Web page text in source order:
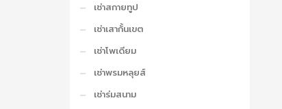
เช่าสกายทูป
เช่าเสากั้นเขต
เช่าโพเดียม
เช่าพรมหลุยส์
เช่าร่มสนาม